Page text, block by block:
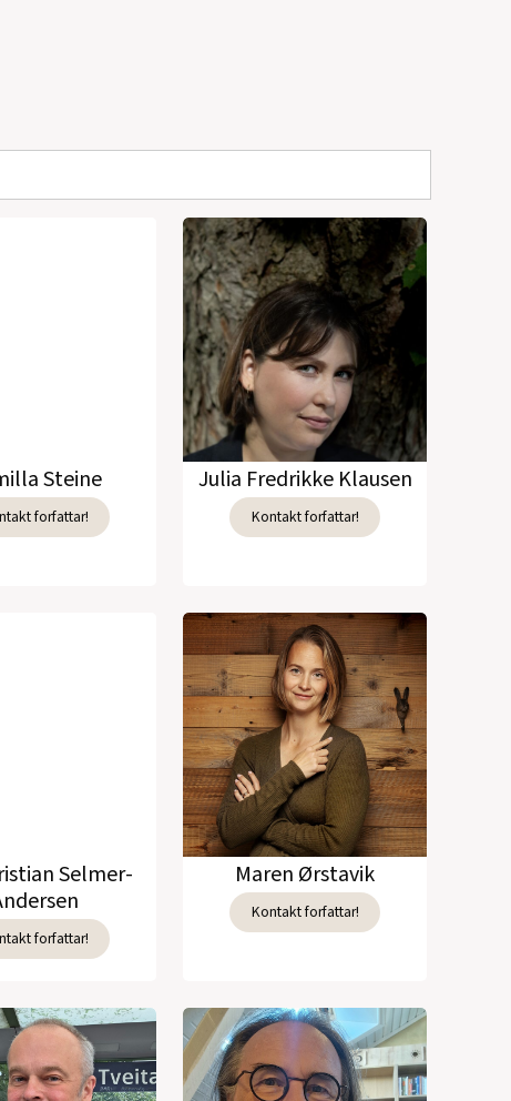
Steine
forfattar!
Julia Fredrikke Klausen
Kontakt forfattar!
Selmer-
forfattar!
Maren Ørstavik
Kontakt forfattar!